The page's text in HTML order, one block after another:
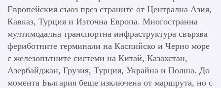
Европейския съюз през страните от Централна Азия,
Кавказ, Турция и Източна Европа. Многостранна
мултимодална транспортна инфраструктура свързва
фериботните терминали на Каспийско и Черно море
с железопътните системи на Китай, Казахстан,
Азербайджан, Грузия, Турция, Украйна и Полша. До
момента България беше изключена от маршрута, но с